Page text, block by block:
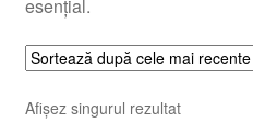
esențial.
Afișez singurul rezultat